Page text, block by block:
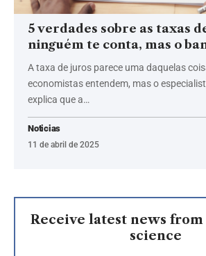
5 verdades sobre as taxas
ninguém te conta, mas o
A taxa de juros parece uma daquelas
economistas entendem, mas o
explica que a…
Noticias
11 de abril de 2025
Receive latest news from
science